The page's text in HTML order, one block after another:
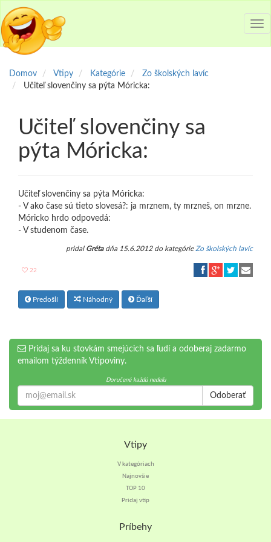
Domov Vtipy Kategórie
Zo školských lavíc
Učiteľ slovenčiny sa pýta Móricka:
Učiteľ slovenčiny sa
pýta Móricka:
Učiteľ slovenčiny sa pýta Móricka:
- V ako čase sú tieto slovesá?: ja mrznem, ty mrzneš, on mrzne.
Móricko hrdo odpovedá:
- V studenom čase.
pridal Grétadňa 15.6.2012 do kategórie Zo školských lavíc
22
Predošlí Náhodný Ďaľší
Pridaj sa ku stovkám smejúcich sa ľudí a odoberaj zadarmo
emailom týždenník Vtipoviny.
Doručené každú nedeľu
Odoberať
Vtipy
V kategóriach
Najnovšie
TOP 10
Pridaj vtip
Príbehy